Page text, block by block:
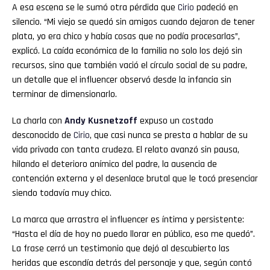
A esa escena se le sumó otra pérdida que Cirio padeció en
silencio. “Mi viejo se quedó sin amigos cuando dejaron de tener
plata, yo era chico y había cosas que no podía procesarlas”,
explicó. La caída económica de la familia no solo los dejó sin
recursos, sino que también vació el círculo social de su padre,
un detalle que el influencer observó desde la infancia sin
terminar de dimensionarlo.
La charla con Andy Kusnetzoff expuso un costado
desconocido de Cirio, que casi nunca se presta a hablar de su
vida privada con tanta crudeza. El relato avanzó sin pausa,
hilando el deterioro anímico del padre, la ausencia de
contención externa y el desenlace brutal que le tocó presenciar
siendo todavía muy chico.
La marca que arrastra el influencer es íntima y persistente:
“Hasta el día de hoy no puedo llorar en público, eso me quedó”.
La frase cerró un testimonio que dejó al descubierto las
heridas que escondía detrás del personaje y que, según contó